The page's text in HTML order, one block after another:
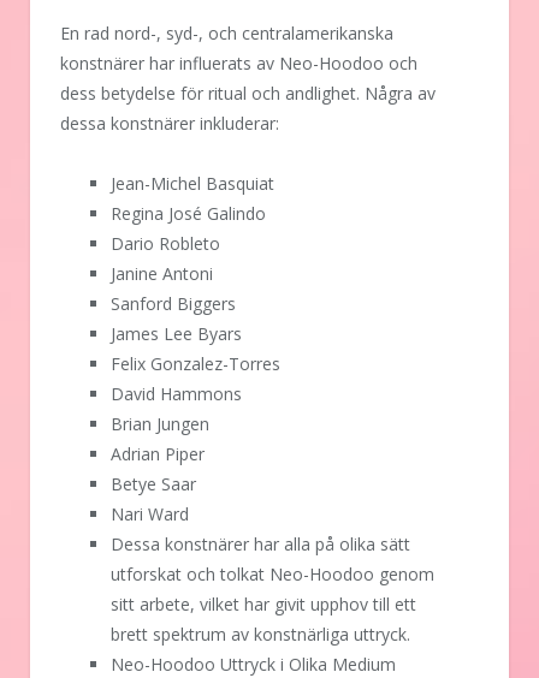
En rad nord-, syd-, och centralamerikanska
konstnärer har influerats av Neo-Hoodoo och
dess betydelse för ritual och andlighet. Några av
dessa konstnärer inkluderar:
Jean-Michel Basquiat
Regina José Galindo
Dario Robleto
Janine Antoni
Sanford Biggers
James Lee Byars
Felix Gonzalez-Torres
David Hammons
Brian Jungen
Adrian Piper
Betye Saar
Nari Ward
Dessa konstnärer har alla på olika sätt
utforskat och tolkat Neo-Hoodoo genom
sitt arbete, vilket har givit upphov till ett
brett spektrum av konstnärliga uttryck.
Neo-Hoodoo Uttryck i Olika Medium